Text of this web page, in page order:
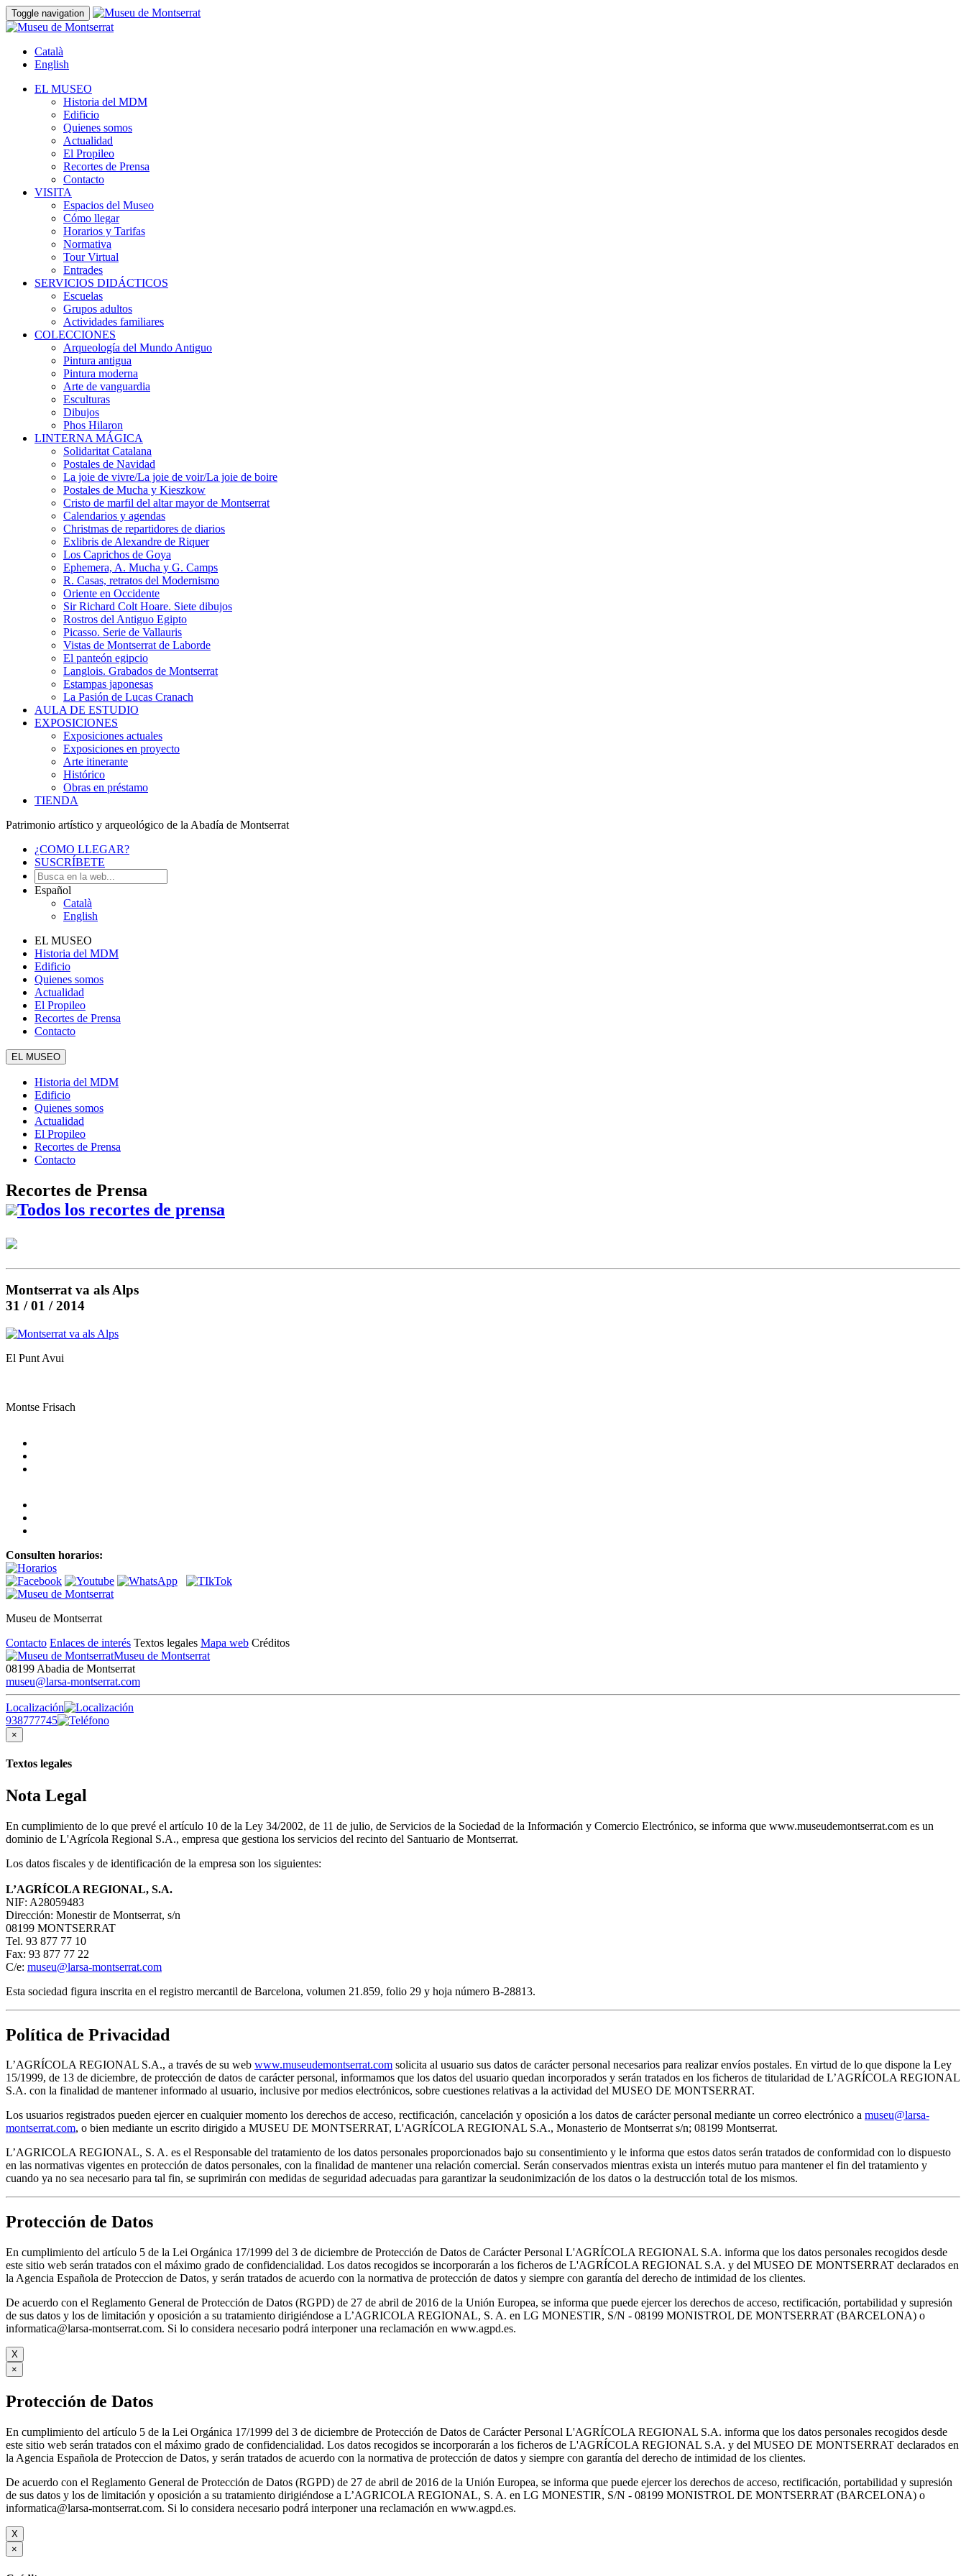
Toggle navigation
Català
English
EL MUSEO
Historia del MDM
Edificio
Quienes somos
Actualidad
El Propileo
Recortes de Prensa
Contacto
VISITA
Espacios del Museo
Cómo llegar
Horarios y Tarifas
Normativa
Tour Virtual
Entrades
SERVICIOS DIDÁCTICOS
Escuelas
Grupos adultos
Actividades familiares
COLECCIONES
Arqueología del Mundo Antiguo
Pintura antigua
Pintura moderna
Arte de vanguardia
Esculturas
Dibujos
Phos Hilaron
LINTERNA MÁGICA
Solidaritat Catalana
Postales de Navidad
La joie de vivre/La joie de voir/La joie de boire
Postales de Mucha y Kieszkow
Cristo de marfil del altar mayor de Montserrat
Calendarios y agendas
Christmas de repartidores de diarios
Exlibris de Alexandre de Riquer
Los Caprichos de Goya
Ephemera, A. Mucha y G. Camps
R. Casas, retratos del Modernismo
Oriente en Occidente
Sir Richard Colt Hoare. Siete dibujos
Rostros del Antiguo Egipto
Picasso. Serie de Vallauris
Vistas de Montserrat de Laborde
El panteón egipcio
Langlois. Grabados de Montserrat
Estampas japonesas
La Pasión de Lucas Cranach
AULA DE ESTUDIO
EXPOSICIONES
Exposiciones actuales
Exposiciones en proyecto
Arte itinerante
Histórico
Obras en préstamo
TIENDA
Patrimonio artístico y arqueológico de la Abadía de Montserrat
¿COMO LLEGAR?
SUSCRÍBETE
Español
Català
English
EL MUSEO
Historia del MDM
Edificio
Quienes somos
Actualidad
El Propileo
Recortes de Prensa
Contacto
EL MUSEO
Historia del MDM
Edificio
Quienes somos
Actualidad
El Propileo
Recortes de Prensa
Contacto
Recortes de Prensa
Todos los recortes de prensa
Montserrat va als Alps
31 / 01 / 2014
El Punt Avui
Montse Frisach
Consulten horarios:
Museu de Montserrat
Contacto Enlaces de interés Textos legales Mapa web Créditos
Museu de Montserrat
08199 Abadia de Montserrat
museu@larsa-montserrat.com
Localización
938777745
×
Textos legales
Nota Legal
En cumplimiento de lo que prevé el artículo 10 de la Ley 34/2002, de 11 de julio, de Servicios de la Sociedad de la Información y Comercio Electrónico, se informa que www.museudemontserrat.com es un
dominio de L'Agrícola Regional S.A., empresa que gestiona los servicios del recinto del Santuario de Montserrat.
Los datos fiscales y de identificación de la empresa son los siguientes:
L’AGRÍCOLA REGIONAL, S.A.
NIF: A28059483
Dirección: Monestir de Montserrat, s/n
08199 MONTSERRAT
Tel. 93 877 77 10
Fax: 93 877 77 22
C/e: museu@larsa-montserrat.com
Esta sociedad figura inscrita en el registro mercantil de Barcelona, volumen 21.859, folio 29 y hoja número B-28813.
Política de Privacidad
L’AGRÍCOLA REGIONAL S.A., a través de su web www.museudemontserrat.com solicita al usuario sus datos de carácter personal necesarios para realizar envíos postales. En virtud de lo que dispone la Ley
15/1999, de 13 de diciembre, de protección de datos de carácter personal, informamos que los datos del usuario quedan incorporados y serán tratados en los ficheros de titularidad de L’AGRÍCOLA REGIONAL
S.A. con la finalidad de mantener informado al usuario, inclusive por medios electrónicos, sobre cuestiones relativas a la actividad del MUSEO DE MONTSERRAT.
Los usuarios registrados pueden ejercer en cualquier momento los derechos de acceso, rectificación, cancelación y oposición a los datos de carácter personal mediante un correo electrónico a museu@larsa-
montserrat.com, o bien mediante un escrito dirigido a MUSEU DE MONTSERRAT, L'AGRÍCOLA REGIONAL S.A., Monasterio de Montserrat s/n; 08199 Montserrat.
L’AGRICOLA REGIONAL, S. A. es el Responsable del tratamiento de los datos personales proporcionados bajo su consentimiento y le informa que estos datos serán tratados de conformidad con lo dispuesto
en las normativas vigentes en protección de datos personales, con la finalidad de mantener una relación comercial. Serán conservados mientras exista un interés mutuo para mantener el fin del tratamiento y
cuando ya no sea necesario para tal fin, se suprimirán con medidas de seguridad adecuadas para garantizar la seudonimización de los datos o la destrucción total de los mismos.
Protección de Datos
En cumplimiento del artículo 5 de la Lei Orgánica 17/1999 del 3 de diciembre de Protección de Datos de Carácter Personal L'AGRÍCOLA REGIONAL S.A. informa que los datos personales recogidos desde
este sitio web serán tratados con el máximo grado de confidencialidad. Los datos recogidos se incorporarán a los ficheros de L'AGRÍCOLA REGIONAL S.A. y del MUSEO DE MONTSERRAT declarados en
la Agencia Española de Proteccion de Datos, y serán tratados de acuerdo con la normativa de protección de datos y siempre con garantía del derecho de intimidad de los clientes.
De acuerdo con el Reglamento General de Protección de Datos (RGPD) de 27 de abril de 2016 de la Unión Europea, se informa que puede ejercer los derechos de acceso, rectificación, portabilidad y supresión
de sus datos y los de limitación y oposición a su tratamiento dirigiéndose a L’AGRICOLA REGIONAL, S. A. en LG MONESTIR, S/N - 08199 MONISTROL DE MONTSERRAT (BARCELONA) o
informatica@larsa-montserrat.com. Si lo considera necesario podrá interponer una reclamación en www.agpd.es.
X
×
Protección de Datos
En cumplimiento del artículo 5 de la Lei Orgánica 17/1999 del 3 de diciembre de Protección de Datos de Carácter Personal L'AGRÍCOLA REGIONAL S.A. informa que los datos personales recogidos desde
este sitio web serán tratados con el máximo grado de confidencialidad. Los datos recogidos se incorporarán a los ficheros de L'AGRÍCOLA REGIONAL S.A. y del MUSEO DE MONTSERRAT declarados en
la Agencia Española de Proteccion de Datos, y serán tratados de acuerdo con la normativa de protección de datos y siempre con garantía del derecho de intimidad de los clientes.
De acuerdo con el Reglamento General de Protección de Datos (RGPD) de 27 de abril de 2016 de la Unión Europea, se informa que puede ejercer los derechos de acceso, rectificación, portabilidad y supresión
de sus datos y los de limitación y oposición a su tratamiento dirigiéndose a L’AGRICOLA REGIONAL, S. A. en LG MONESTIR, S/N - 08199 MONISTROL DE MONTSERRAT (BARCELONA) o
informatica@larsa-montserrat.com. Si lo considera necesario podrá interponer una reclamación en www.agpd.es.
X
×